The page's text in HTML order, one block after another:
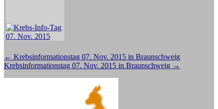
Beitragsnavigation
← Krebsinformationstag 07. Nov. 2015 in Braunschweig
Krebsinformationstag 07. Nov. 2015 in Braunschweig →